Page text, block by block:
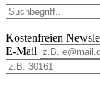
Kostenfreien
E-Mail